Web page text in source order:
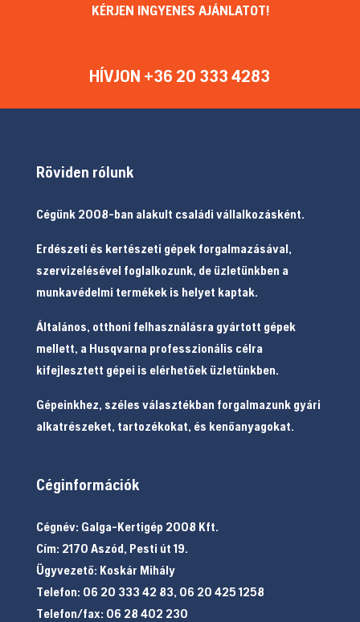
KÉRJEN INGYENES AJÁNLATOT!
HÍVJON +36 20 333 4283
Röviden rólunk
Cégünk 2008-ban alakult családi vállalkozásként.
Erdészeti és kertészeti gépek forgalmazásával,
szervizelésével foglalkozunk, de üzletünkben a
munkavédelmi termékek is helyet kaptak.
Általános, otthoni felhasználásra gyártott gépek
mellett, a Husqvarna professzionális célra
kifejlesztett gépei is elérhetőek üzletünkben.
Gépeinkhez, széles választékban forgalmazunk gyári
alkatrészeket, tartozékokat, és kenőanyagokat.
Céginformációk
Cégnév: Galga-Kertigép 2008 Kft.
Cím: 2170 Aszód, Pesti út 19.
Ügyvezető: Koskár Mihály
Telefon: 06 20 333 42 83, 06 20 425 1258
Telefon/fax: 06 28 402 230